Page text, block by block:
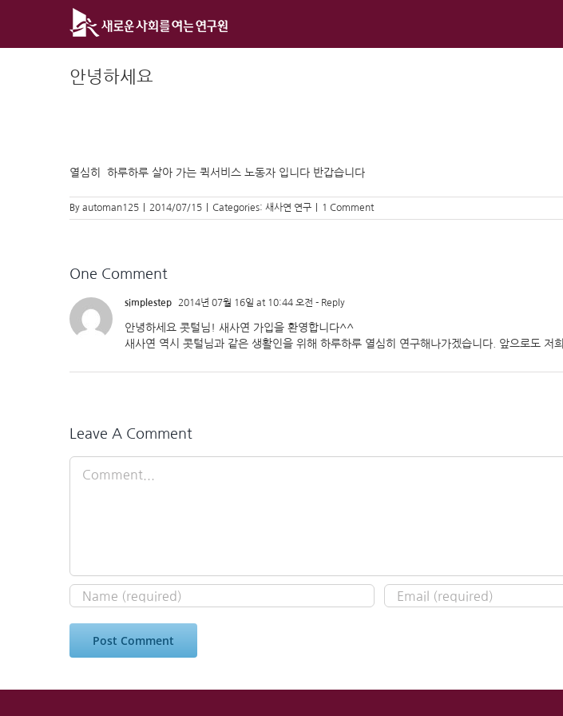
안녕하세요
열심히 하루하루 살아 가는 퀵서비스 노동자 입니다 반갑습니다
By automan125 2014/07/15 Categories: 새사연 연구 1 Comment
One Comment
simplestep 2014년 07월 16일 at 10:44 오전 - Reply
안녕하세요 콧털님! 새사연 가입을 환영합니다^^
새사연 역시 콧털님과 같은 생활인을 위해 하루하루 열심히 연구해나가겠습니다. 앞으로도
Leave A Comment